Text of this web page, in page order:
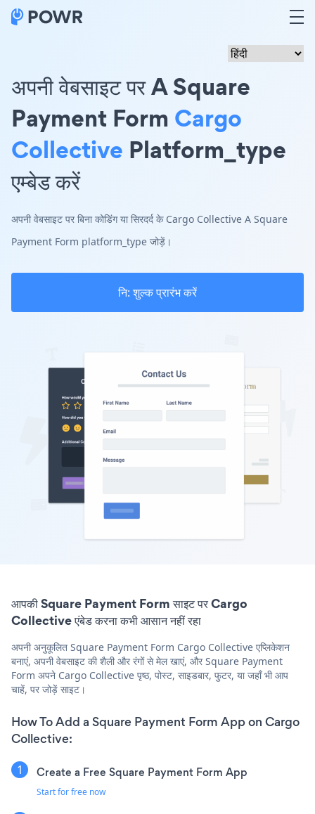
अपनी वेबसाइट पर A Square
Payment Form Cargo
Collective Platform_type
एम्बेड करें
अपनी वेबसाइट पर बिना कोडिंग या सिरदर्द के Cargo Collective A Square
Payment Form platform_type जोड़ें।
नि: शुल्क प्रारंभ करें
आपकी Square Payment Form साइट पर Cargo
Collective एंबेड करना कभी आसान नहीं रहा
अपनी अनुकूलित Square Payment Form Cargo Collective एप्लिकेशन
बनाएं, अपनी वेबसाइट की शैली और रंगों से मेल खाएं, और Square Payment
Form अपने Cargo Collective पृष्ठ, पोस्ट, साइडबार, फुटर, या जहाँ भी आप
चाहें, पर जोड़ें साइट।
How To Add a Square Payment Form App on Cargo
Collective:
Create a Free Square Payment Form App
Start for free now